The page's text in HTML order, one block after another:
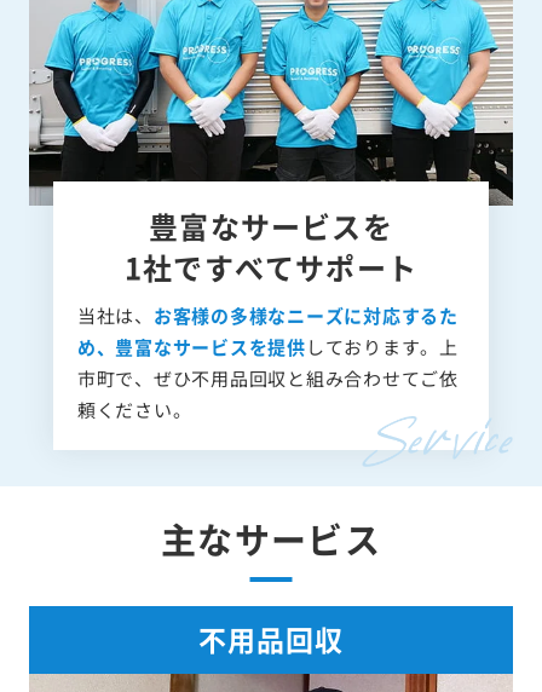
豊富なサービスを
1社ですべてサポート
当社は、 お客様の多様なニーズに対応するた
め、豊富なサービスを提供しております。上
市町で、ぜひ不用品回収と組み合わせてご依
頼ください。
主なサービス
不用品回収